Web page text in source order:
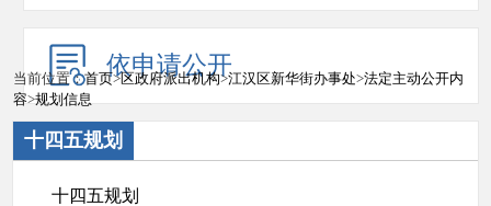
依申请公开
当前位置：首页>区政府派出机构>江汉区新华街办事处>法定主动公开内
容>规划信息
十四五规划
十四五规划